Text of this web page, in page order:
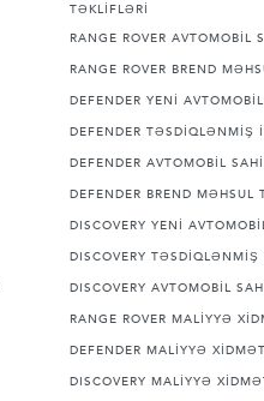
TƏKLİFLƏRİ
RANGE ROVER
RANGE ROVER BREND
DEFENDER YENİ
DEFENDER TƏSDİQLƏNMİŞ
DEFENDER AVTOMOBİL
DEFENDER BREND MƏHSUL
DISCOVERY YENİ
DISCOVERY
DISCOVERY AVTOMOBİL
RANGE ROVER MALİYYƏ
DEFENDER MALİYYƏ
DISCOVERY MALİYYƏ